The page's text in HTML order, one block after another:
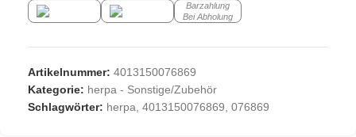
Barzahlung
Bei Abholung
Artikelnummer: 4013150076869
Kategorie: herpa - Sonstige/Zubehör
Schlagwörter: herpa, 4013150076869, 076869